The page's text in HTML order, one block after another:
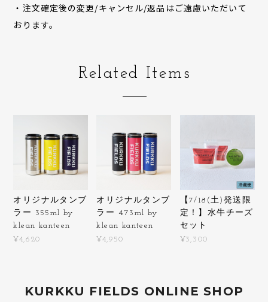
・注文確定後の変更/キャンセル/返品はご遠慮いただいて
おります。
Related Items
オリジナルタンブ
ラー 355ml by
klean kanteen
¥4,620
オリジナルタンブ
ラー 473ml by
klean kanteen
¥4,950
【7/18(土)発送限
定！】水牛チーズ
セット
¥3,300
KURKKU FIELDS ONLINE SHOP